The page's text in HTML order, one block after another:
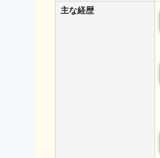
主な経歴